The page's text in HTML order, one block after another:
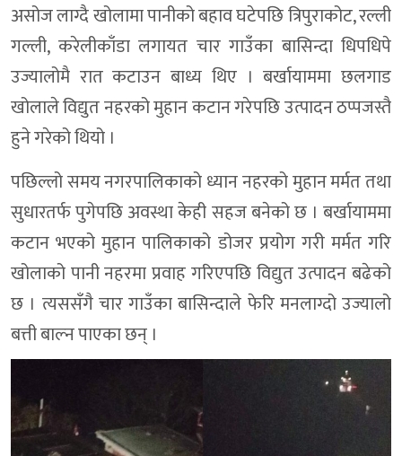
असोज लाग्दै खोलामा पानीको बहाव घटेपछि त्रिपुराकोट, रल्ली
गल्ली, करेलीकाँडा लगायत चार गाउँका बासिन्दा धिपधिपे
उज्यालोमै रात कटाउन बाध्य थिए । बर्खायाममा छलगाड
खोलाले विद्युत नहरको मुहान कटान गरेपछि उत्पादन ठप्पजस्तै
हुने गरेको थियो ।
पछिल्लो समय नगरपालिकाको ध्यान नहरको मुहान मर्मत तथा
सुधारतर्फ पुगेपछि अवस्था केही सहज बनेको छ । बर्खायाममा
कटान भएको मुहान पालिकाको डोजर प्रयोग गरी मर्मत गरि
खोलाको पानी नहरमा प्रवाह गरिएपछि विद्युत उत्पादन बढेको
छ । त्यससँगै चार गाउँका बासिन्दाले फेरि मनलाग्दो उज्यालो
बत्ती बाल्न पाएका छन् ।